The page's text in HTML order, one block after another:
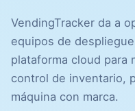
VendingTracker da a
equipos de
plataforma cloud para
control de inventario,
máquina con marca.